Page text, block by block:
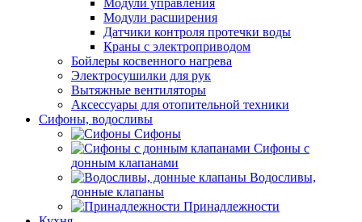
Модули управления
Модули расширения
Датчики контроля протечки воды
Краны с электроприводом
Бойлеры косвенного нагрева
Электросушилки для рук
Вытяжные вентиляторы
Аксессуары для отопительной техники
Сифоны, водосливы
Сифоны
Сифоны с
донным клапанами
Водосливы,
донные клапаны
Принадлежности